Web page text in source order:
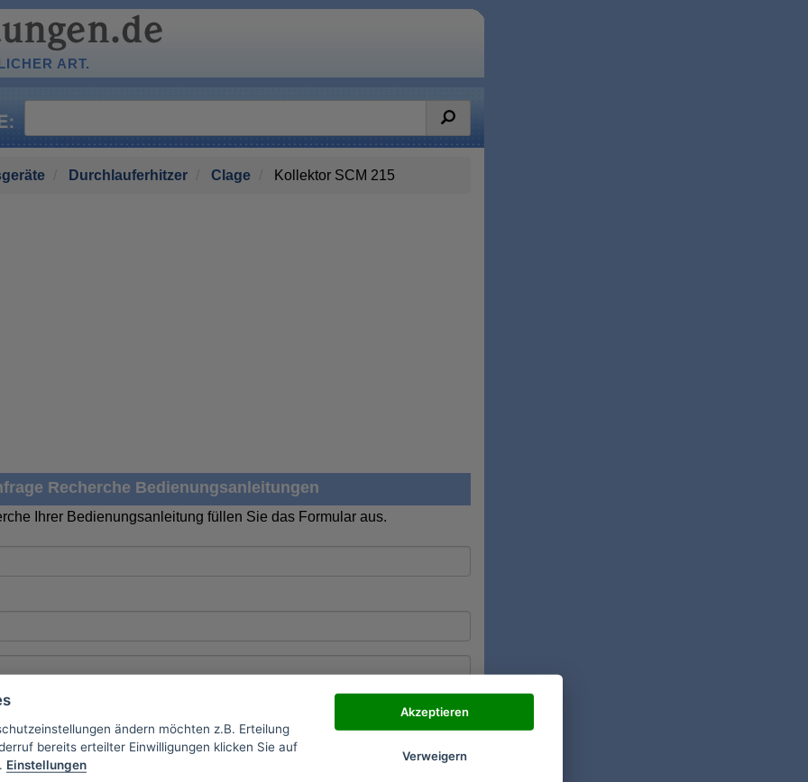
ART.
Durchlauferhitzer Clage Kollektor SCM 215
Recherche Bedienungsanleitungen
Ihrer Bedienungsanleitung füllen Sie das Formular aus.
ändern möchten z.B. Erteilung
bereits erteilter Einwilligungen klicken Sie auf
Einstellungen
Akzeptieren
Verweigern